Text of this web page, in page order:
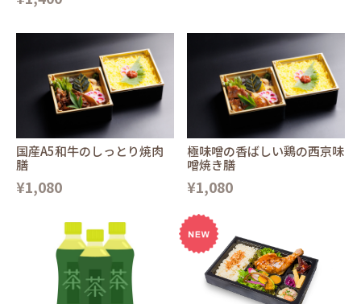
国産A5和牛のしっとり焼肉
膳
¥1,080
極味噌の香ばしい鶏の西京味
噌焼き膳
¥1,080